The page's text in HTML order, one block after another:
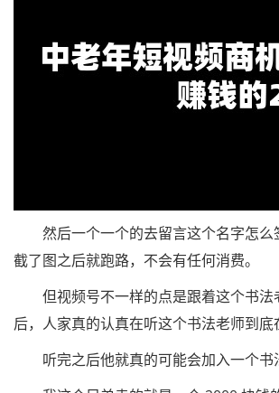
然后一个一个的去留言这个名字怎么
截了图之后就跑路，不会有任何消费。
但视频号不一样的点是跟着这个书法
后，人家真的认真在听这个书法老师到底
听完之后他就真的可能会加入一个书